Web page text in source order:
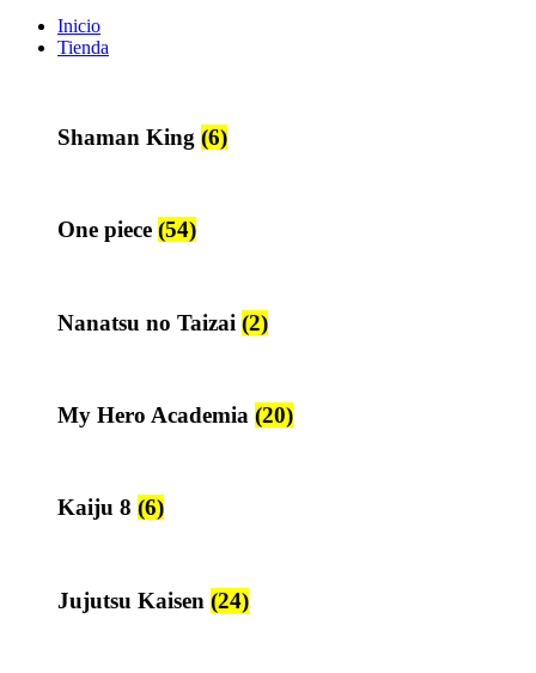
Inicio
Tienda
Shaman King (6)
One piece (54)
Nanatsu no Taizai (2)
My Hero Academia (20)
Kaiju 8 (6)
Jujutsu Kaisen (24)